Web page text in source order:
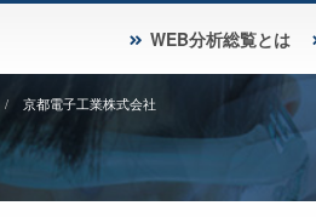
WEB分析総覧とは
京都電子工業株式会社